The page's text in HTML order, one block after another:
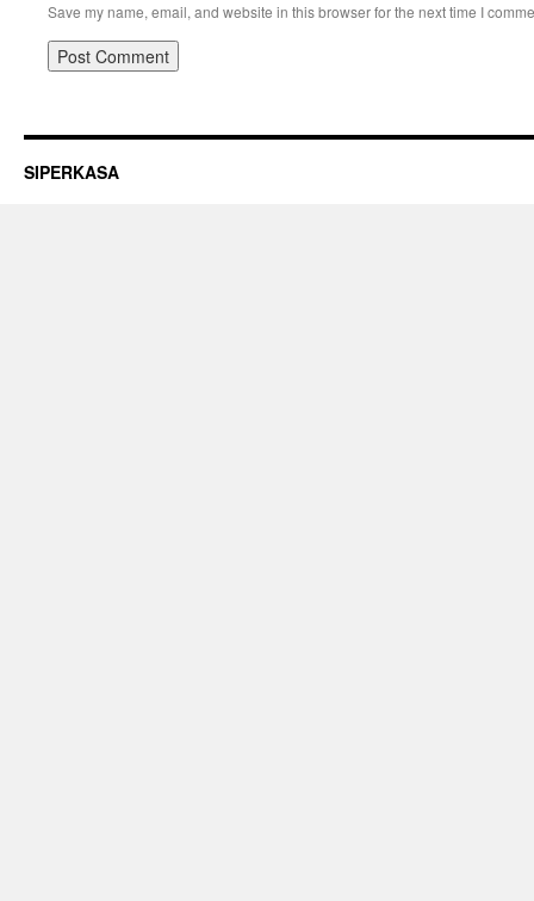
Save my name, email, and website in this browser for the next time I
SIPERKASA